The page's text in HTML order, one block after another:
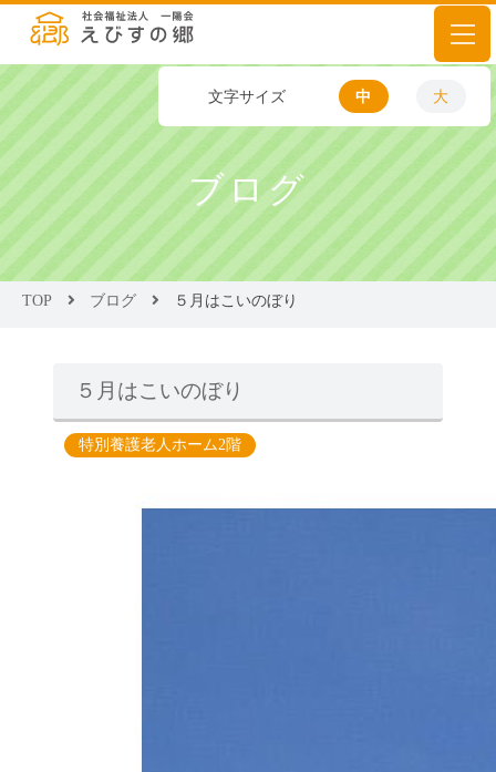
文字サイズ 中 大
ブログ
TOP ブログ ５月はこいのぼり
５月はこいのぼり
特別養護老人ホーム2階